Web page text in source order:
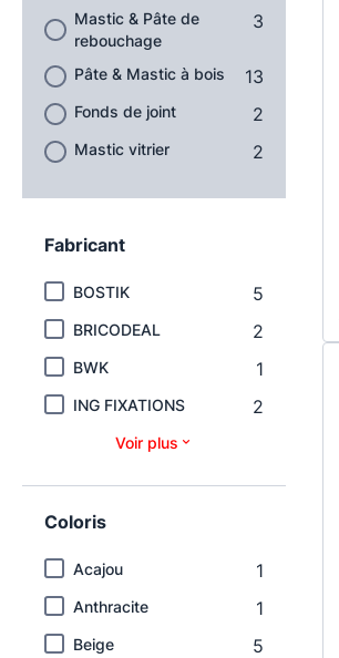
Mastic & Pâte de
rebouchage
3
Pâte & Mastic à bois 13
Fonds de joint 2
Mastic vitrier 2
Fabricant
BOSTIK 5
BRICODEAL 2
BWK 1
ING FIXATIONS 2
Voir plus
Coloris
Acajou 1
Anthracite 1
Beige 5